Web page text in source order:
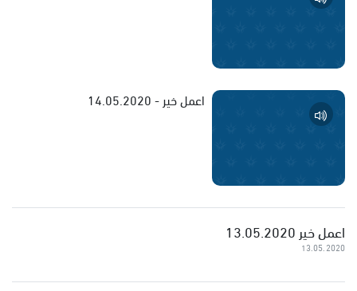
اعمل خير - 14.05.2020
اعمل خير 13.05.2020
13.05.2020